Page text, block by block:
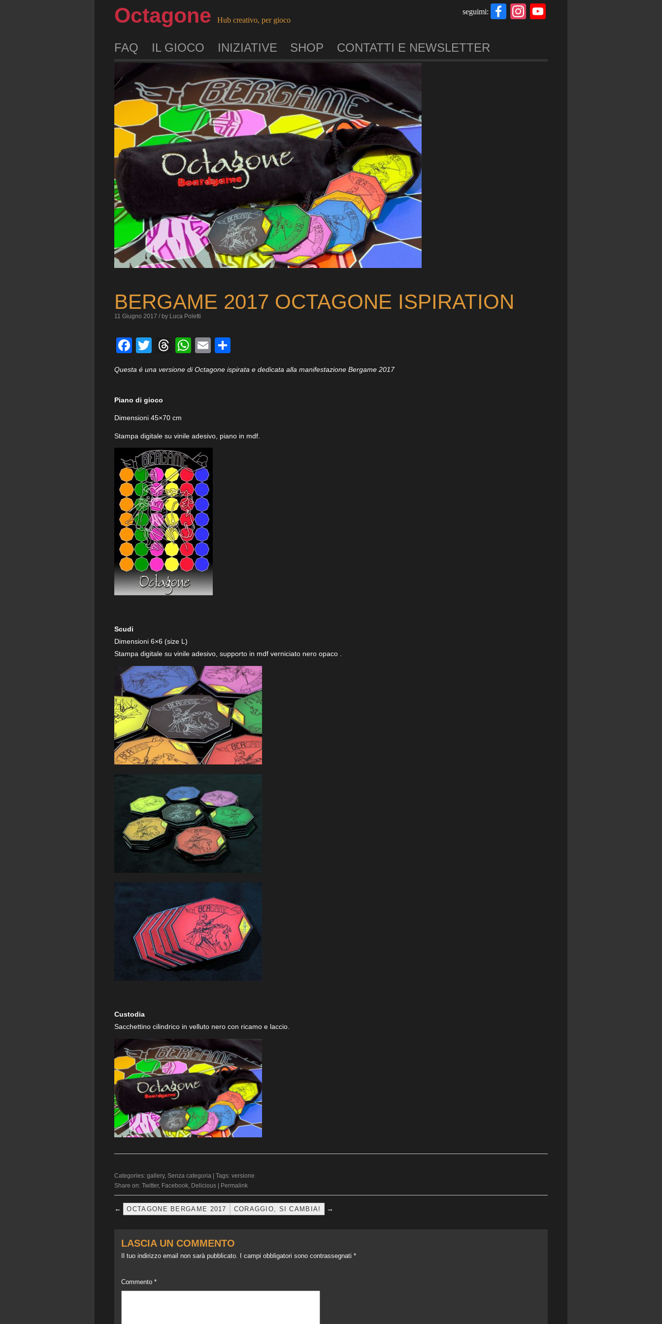
Octagone Hub creativo, per gioco
seguimi: Facebook
Instagram
FAQ IL GIOCO INIZIATIVE SHOP CONTATTI E NEWSLETTER
BERGAME 2017 OCTAGONE ISPIRATION
11 Giugno 2017 / by Luca Poletti
Facebook
Twitter
Threads
WhatsApp
Email
Questa é una versione di Octagone ispirata e dedicata alla manifestazione Bergame 2017
Piano di gioco
Dimensioni 45×70 cm
Stampa digitale su vinile adesivo, piano in mdf.
Scudi
Dimensioni 6×6 (size L)
Stampa digitale su vinile adesivo, supporto in mdf verniciato nero opaco .
Custodia
Sacchettino cilindrico in velluto nero con ricamo e laccio.
Categories: gallery, Senza categoria | Tags: versione
Share on: Twitter, Facebook Delicious Permalink
← OCTAGONE BERGAME 2017 CORAGGIO, SI CAMBIA! →
LASCIA UN COMMENTO
Il tuo indirizzo email non sarà pubblicato. I campi obbligatori sono contrassegnati*
Commento*